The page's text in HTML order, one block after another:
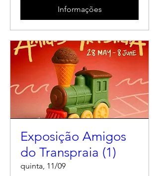
Informações
Exposição Amigos
do Transpraia (1)
quinta, 11/09